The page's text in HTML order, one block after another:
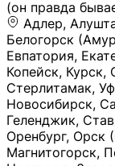
(он правда
Адлер,
Белогорск
Евпатория,
Копейск, Курск,
Стерлитамак,
Новосибирск,
Геленджик,
Оренбург, Орск
Магнитогорск,